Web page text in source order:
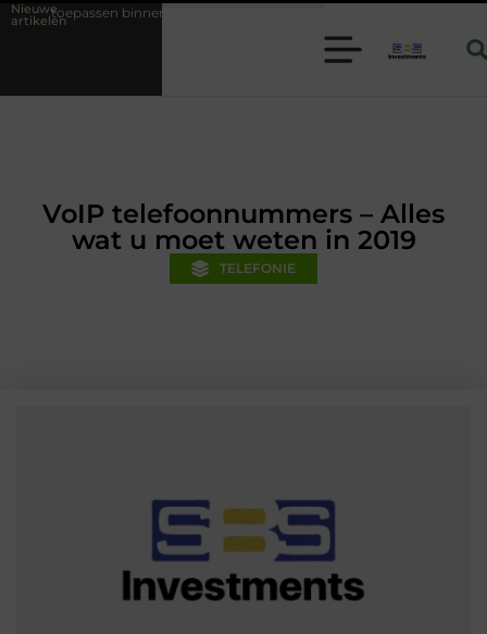
Nieuwe
artikelen
moderne folie techniek
VoIP telefoonnummers – Alles
wat u moet weten in 2019
TELEFONIE